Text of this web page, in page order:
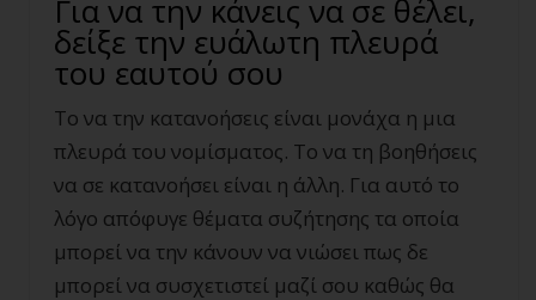
Για να την κάνεις να σε θέλει,
δείξε την ευάλωτη πλευρά
του εαυτού σου
Το να την κατανοήσεις είναι μονάχα η μια
πλευρά του νομίσματος. Το να τη βοηθήσεις
να σε κατανοήσει είναι η άλλη. Για αυτό το
λόγο απόφυγε θέματα συζήτησης τα οποία
μπορεί να την κάνουν να νιώσει πως δε
μπορεί να συσχετιστεί μαζί σου καθώς θα